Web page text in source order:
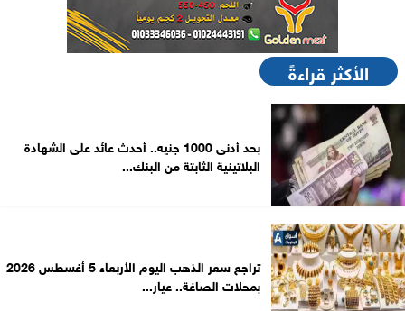
الأكثر قراءةً
بحد أدنى 1000 جنيه.. أحدث عائد على الشهادة
البلاتينية الثابتة من البنك...
تراجع سعر الذهب اليوم الأربعاء 5 أغسطس 2026
بمحلات الصاغة.. عيار...